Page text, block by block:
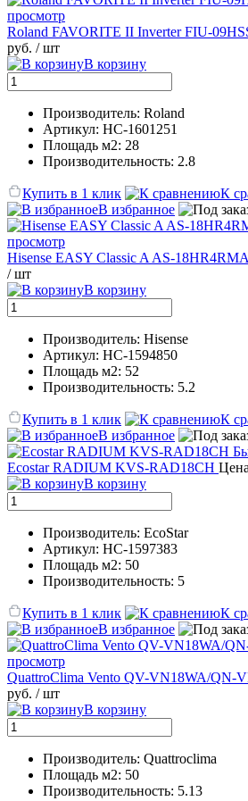
просмотр
Roland FAVORITE II Inverter FIU-
руб. / шт
В корзину
Производитель: Roland
Артикул: НС-1601251
Площадь м2: 28
Производительность: 2.8
Купить в 1 клик
К
В избранное
просмотр
Hisense EASY Classic A AS-
/ шт
В корзину
Производитель: Hisense
Артикул: НС-1594850
Площадь м2: 52
Производительность: 5.2
Купить в 1 клик
К
В избранное
Ecostar RADIUM KVS-RAD18CH
В корзину
Производитель: EcoStar
Артикул: НС-1597383
Площадь м2: 50
Производительность: 5
Купить в 1 клик
К
В избранное
просмотр
QuattroClima Vento QV-VN18WA/QN-
руб. / шт
В корзину
Производитель: Quattroclima
Площадь м2: 50
Производительность: 5.13